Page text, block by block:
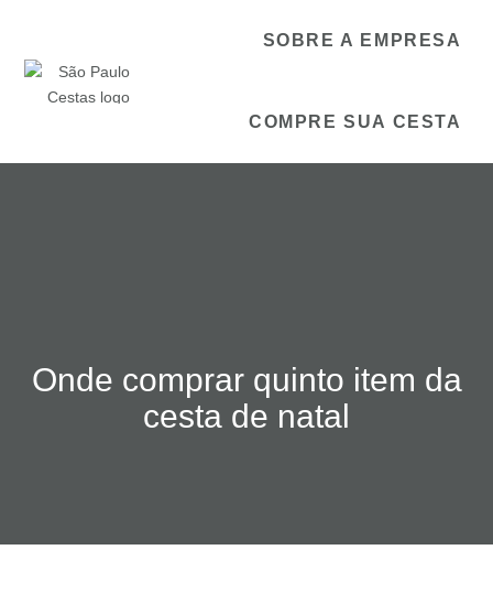
SOBRE A EMPRESA
COMPRE SUA CESTA
Onde comprar quinto item da
cesta de natal